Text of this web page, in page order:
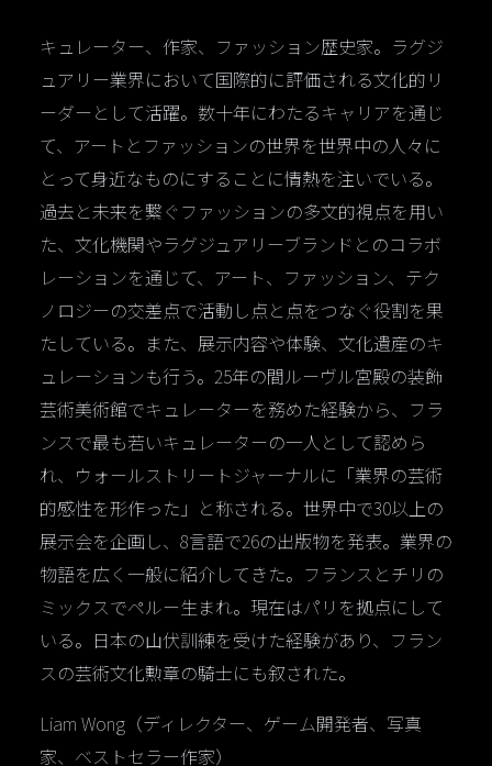
キュレーター、作家、ファッション歴史家。ラグジ
ュアリー業界において国際的に評価される文化的リ
ーダーとして活躍。数十年にわたるキャリアを通じ
て、アートとファッションの世界を世界中の人々に
とって身近なものにすることに情熱を注いでいる。
過去と未来を繋ぐファッションの多文的視点を用い
た、文化機関やラグジュアリーブランドとのコラボ
レーションを通じて、アート、ファッション、テク
ノロジーの交差点で活動し点と点をつなぐ役割を果
たしている。また、展示内容や体験、文化遺産のキ
ュレーションも行う。25年の間ルーヴル宮殿の装飾
芸術美術館でキュレーターを務めた経験から、フラ
ンスで最も若いキュレーターの一人として認めら
れ、ウォールストリートジャーナルに「業界の芸術
的感性を形作った」と称される。世界中で30以上の
展示会を企画し、8言語で26の出版物を発表。業界の
物語を広く一般に紹介してきた。フランスとチリの
ミックスでペルー生まれ。現在はパリを拠点にして
いる。日本の山伏訓練を受けた経験があり、フラン
スの芸術文化勲章の騎士にも叙された。
Liam Wong（ディレクター、ゲーム開発者、写真
家、ベストセラー作家）